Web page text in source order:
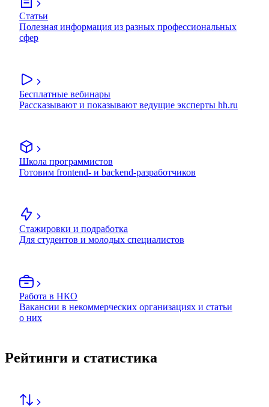
Статьи
Полезная информация из разных профессиональных
сфер
Бесплатные вебинары
Рассказывают и показывают ведущие эксперты hh.ru
Школа программистов
Готовим frontend- и backend-разработчиков
Стажировки и подработка
Для студентов и молодых специалистов
Работа в НКО
Вакансии в некоммерческих организациях и статьи
о них
Рейтинги и статистика